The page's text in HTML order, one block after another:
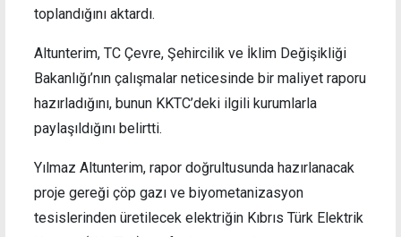
toplandığını aktardı.
Altunterim, TC Çevre, Şehircilik ve İklim Değişikliği
Bakanlığı’nın çalışmalar neticesinde bir maliyet raporu
hazırladığını, bunun KKTC’deki ilgili kurumlarla
paylaşıldığını belirtti.
Yılmaz Altunterim, rapor doğrultusunda hazırlanacak
proje gereği çöp gazı ve biyometanizasyon
tesislerinden üretilecek elektriğin Kıbrıs Türk Elektrik